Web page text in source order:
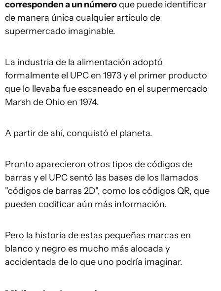
corresponden a un númeroque puede identificar
de manera única cualquier artículo de
supermercado imaginable.
La industria de la alimentación adoptó
formalmente el UPC en 1973 y el primer producto
que lo llevaba fue escaneado en el supermercado
Marsh de Ohio en 1974.
A partir de ahí, conquistó el planeta.
Pronto aparecieron otros tipos de códigos de
barras y el UPC sentó las bases de los llamados
"códigos de barras 2D", como los códigos QR, que
pueden codificar aún más información.
Pero la historia de estas pequeñas marcas en
blanco y negro es mucho más alocada y
accidentada de lo que uno podría imaginar.